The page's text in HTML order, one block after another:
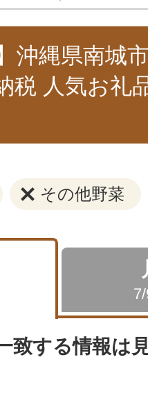
沖縄県南城
税 人気お礼
その他野菜
致する情報は